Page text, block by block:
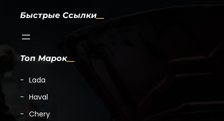
Быстрые Ссылки
Топ Марок
Lada
Haval
Chery